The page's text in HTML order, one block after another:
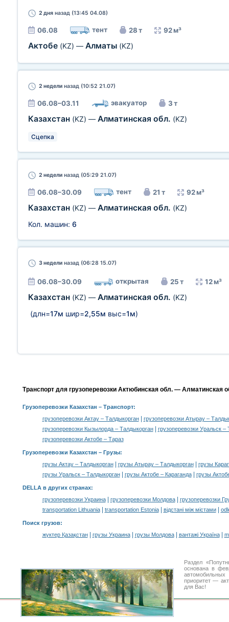
2 дня назад (13:45 04.08)
06.08 тент 28 т 92 м³
Актобе (KZ) — Алматы (KZ)
2 недели назад (10:52 21.07)
06.08–03.11 эвакуатор 3 т
Казахстан (KZ) — Алматинская обл. (KZ)
Сцепка
2 недели назад (05:29 21.07)
06.08–30.09 тент 21 т 92 м³
Казахстан (KZ) — Алматинская обл. (KZ)
Кол. машин: 6
3 недели назад (06:28 15.07)
06.08–30.09 открытая 25 т 12 м³
Казахстан (KZ) — Алматинская обл. (KZ)
(длн=17м шир=2,55м выс=1м)
Транспорт для грузоперевозки Актюбинская обл. — Алматинская
Грузоперевозки Казахстан – Транспорт:
грузоперевозки Актау – Талдыкорган|
грузоперевозки Атырау –
грузоперевозки Кызылорда – Талдыкорган|
грузоперевозки Уральск –
грузоперевозки Актобе – Тараз
Грузоперевозки Казахстан – Грузы:
грузы Актау – Талдыкорган| грузы Атырау – Талдыкорган|
грузы
грузы Уральск – Талдыкорган| грузы Актобе – Караганда| грузы
DELLA в других странах:
грузоперевозки Украина| грузоперевозки Молдова|
грузоперевозки
transportation Lithuania| transportation Estonia| відстані між містами|
Поиск грузов:
жүктер Қазақстан| грузы Украина| грузы Молдова| вантажі Україна|
Раздел
основана в
приоритет —
для Вас!